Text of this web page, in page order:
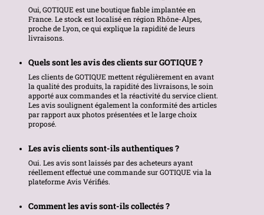
Oui, GOTIQUE est une boutique fiable implantée en
France. Le stock est localisé en région Rhône-Alpes,
proche de Lyon, ce qui explique la rapidité de leurs
livraisons.
Quels sont les avis des clients sur GOTIQUE ?
Les clients de GOTIQUE mettent régulièrement en avant
la qualité des produits, la rapidité des livraisons, le soin
apporté aux commandes et la réactivité du service client.
Les avis soulignent également la conformité des articles
par rapport aux photos présentées et le large choix
proposé.
Les avis clients sont-ils authentiques ?
Oui. Les avis sont laissés par des acheteurs ayant
réellement effectué une commande sur GOTIQUE via la
plateforme Avis Vérifiés.
Comment les avis sont-ils collectés ?